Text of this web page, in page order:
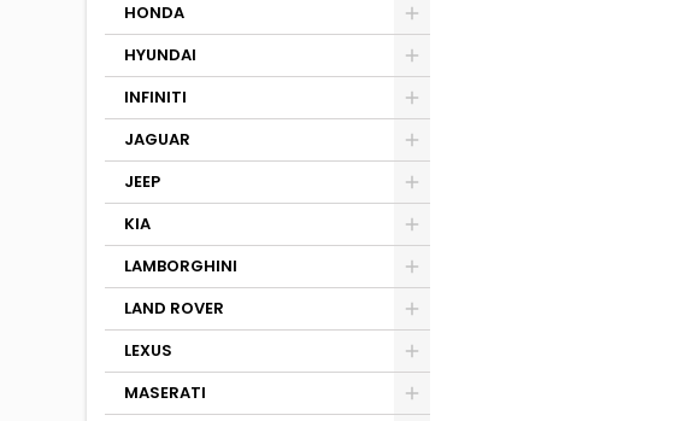
HONDA
HYUNDAI
INFINITI
JAGUAR
JEEP
KIA
LAMBORGHINI
LAND ROVER
LEXUS
MASERATI